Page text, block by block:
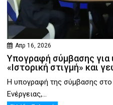
Απρ 16, 2026
Υπογραφή σύμβασης για
«Ιστορική στιγμή» και
Η υπογραφή της σύμβασης
Ενέργειας,...